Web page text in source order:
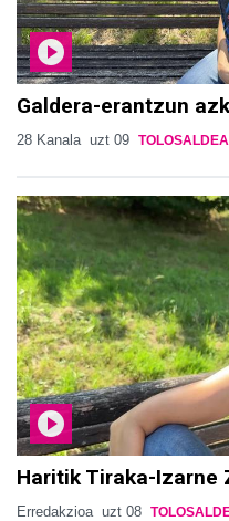
Galdera-erantzun
28 Kanala uzt 09 TOLOSALDEA
Haritik Tiraka-Izarne
Erredakzioa uzt 08